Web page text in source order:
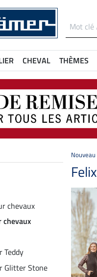
CHEVAL THÈMES
chevaux
chevaux
Teddy
Glitter Stone
Nouveau